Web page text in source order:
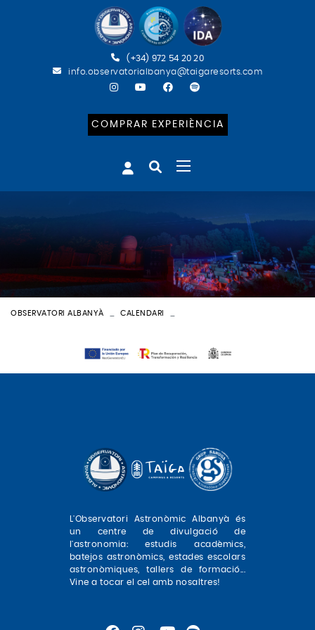
(+34) 972 54 20 20
info.observatorialbanya@taigaresorts.com
COMPRAR EXPERIÈNCIA
OBSERVATORI ALBANYÀ CALENDARI
L'Observatori Astronòmic Albanyà és
un centre de divulgació de
l'astronomia: estudis acadèmics,
batejos astronòmics, estades escolars
astronòmiques, tallers de formació...
Vine a tocar el cel amb nosaltres!